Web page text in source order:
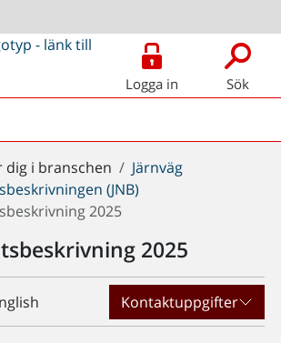
Logga in Sök
dig i branschen
Järnväg
(JNB)
2025
2025
Kontaktuppgifter